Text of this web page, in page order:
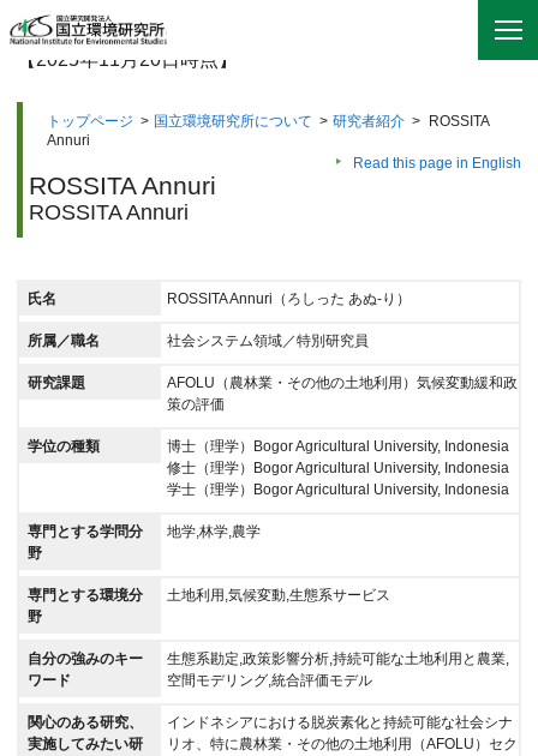
【2025年11月20日時点】
トップページ > 国立環境研究所について > 研究者紹介 >
ROSSITA
Annuri
Read this page in English
ROSSITA Annuri
ROSSITA Annuri
氏名 ROSSITA Annuri（ろしった あぬ-り）
所属／職名 社会システム領域／特別研究員
研究課題
AFOLU（農林業・その他の土地利用）気候変動緩和政
策の評価
学位の種類
博士（理学）Bogor Agricultural University, Indonesia
修士（理学）Bogor Agricultural University, Indonesia
学士（理学）Bogor Agricultural University, Indonesia
専門とする学問分
野
地学,林学,農学
専門とする環境分
野
土地利用,気候変動,生態系サービス
自分の強みのキー
ワード
生態系勘定,政策影響分析,持続可能な土地利用と農業,
空間モデリング,統合評価モデル
関心のある研究、
実施してみたい研
インドネシアにおける脱炭素化と持続可能な社会シナ
リオ、特に農林業・その他の土地利用（AFOLU）セク